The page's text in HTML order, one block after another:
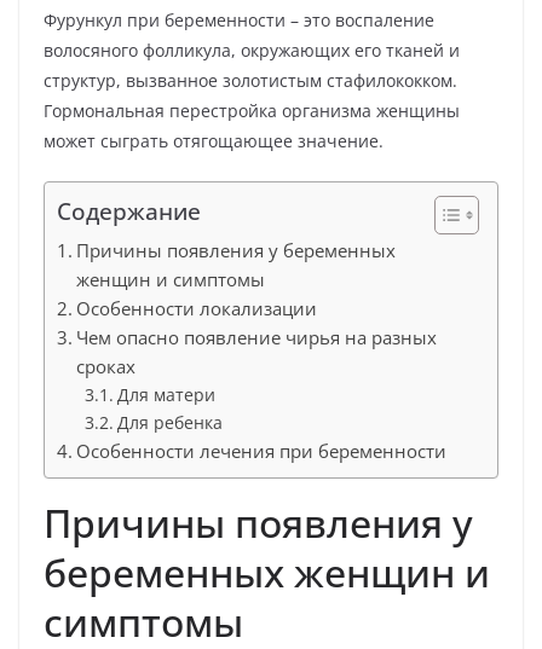
Фурункул при беременности – это воспаление
волосяного фолликула, окружающих его тканей и
структур, вызванное золотистым стафилококком.
Гормональная перестройка организма женщины
может сыграть отягощающее значение.
Содержание
Причины появления у беременных
женщин и симптомы
Особенности локализации
Чем опасно появление чирья на разных
сроках
Для матери
Для ребенка
Особенности лечения при беременности
Причины появления у
беременных женщин и
симптомы